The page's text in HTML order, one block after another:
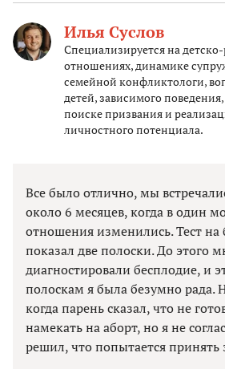
Илья Суслов
Специализируется на
отношениях, динамике
семейной конфликтологи,
детей, зависимого
поиске призвания и
личностного потенциала.
Все было отлично, мы
около 6 месяцев, когда в один
отношения изменились. Тест на
показал две полоски. До этого
диагностировали бесплодие, и
полоскам я была безумно рада.
когда парень сказал, что не
намекать на аборт, но я не
решил, что попытается принять